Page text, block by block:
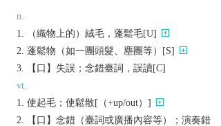
n.
（織物上的）絨毛，蓬鬆毛[U]
蓬鬆物（如一團頭髮、塵團等）[S]
【口】失誤；念錯臺詞，誤讀[C]
vt.
使起毛；使鬆散[（+up/out）]
【口】念錯（臺詞或廣播內容等）；演奏錯